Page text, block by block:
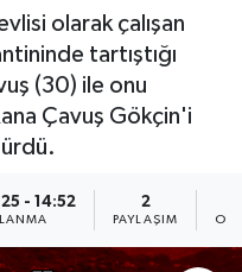
olarak çalışan
tartıştığı
(30) ile onu
Çavuş Gökçin'i
- 14:52 2
PAYLAŞIM